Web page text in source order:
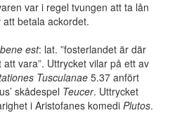
var i regel tvungen att ta lån
betala ackordet.
est: lat. ”fosterlandet är där
vara”. Uttrycket vilar på ett av
Tusculanae5.37 anfört
skådespel Teucer. Uttrycket
i Aristofanes komedi Plutos.